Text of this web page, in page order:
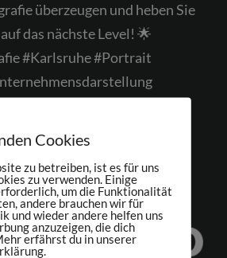
überzeugen und heben Sie
das nächste Level! 🌟
#Karlsruhe #Portrait
Cookies
zu betreiben, ist es für uns
zu verwenden. Einige
um die Funktionalität
andere brauchen wir für
und wieder andere helfen uns
anzuzeigen, die dich
erfährst du in unserer